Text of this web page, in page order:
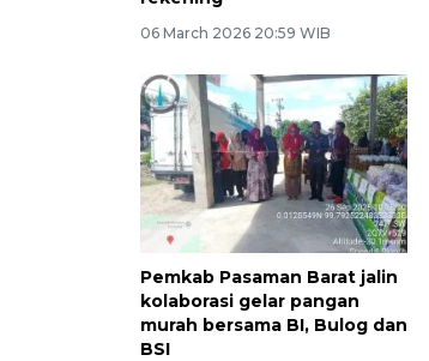
06 March 2026 20:59 WIB
Pemkab Pasaman Barat jalin
kolaborasi gelar pangan
murah bersama BI, Bulog dan
BSI